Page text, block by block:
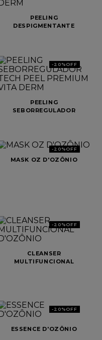
PEELING
DESPIGMENTANTE
-20%OFF
PEELING
SEBORREGULADOR
-20%OFF
MASK OZ D'OZÔNIO
-20%OFF
CLEANSER
MULTIFUNCIONAL
-20%OFF
ESSENCE D'OZÔNIO
shampoo